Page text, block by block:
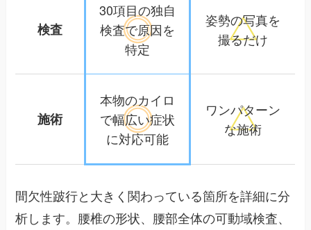
検査
30項目の独自
検査で原因を
特定
姿勢の写真を
撮るだけ
施術
本物のカイロ
で幅広い症状
に対応可能
ワンパターン
な施術
間欠性跛行と大きく関わっている箇所を詳細に分
析します。腰椎の形状、腰部全体の可動域検査、